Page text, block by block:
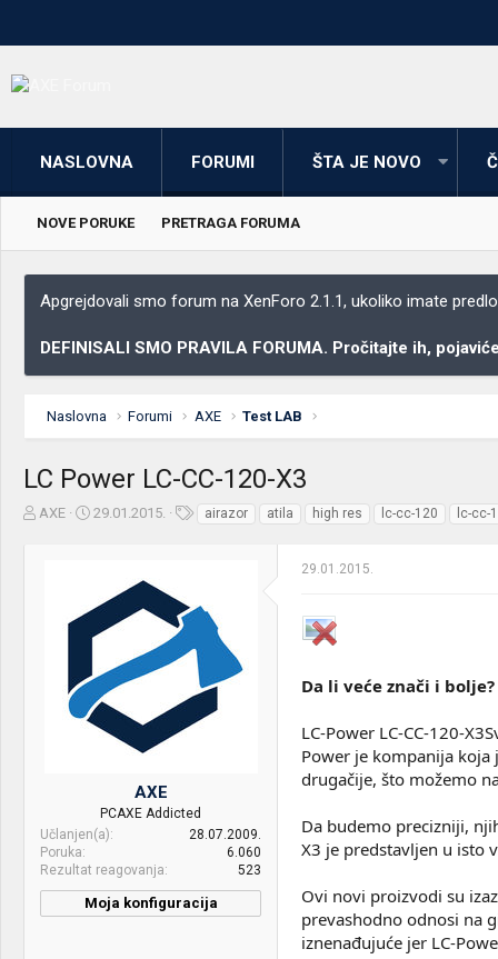
NASLOVNA FORUMI ŠTA JE NOVO
NOVE PORUKE PRETRAGA FORUMA
Apgrejdovali smo forum na XenForo 2.1.1, ukoliko imate
DEFINISALI SMO PRAVILA FORUMA. Pročitajte ih,
Naslovna Forumi AXE Test LAB
LC Power LC-CC-120-X3
Z
AXE
D
p
o
e
t
a
29.01.2015.
e
airazor atila high res lc-cc-120 lc-cc-
AXE
PCAXE Addicted
Učlanjen(a)
28.07.2009.
Poruka
6.060
Rezultat reagovanja
523
Moja konfiguracija
29.01.2015.
Da li veće znači i bolje?
LC-Power LC-CC-120-
Power je kompanija
drugačije, što možemo
Da budemo precizniji,
X3 je predstavljen u isto
Ovi novi proizvodi su
prevashodno odnosi na
iznenađujuće jer LC-